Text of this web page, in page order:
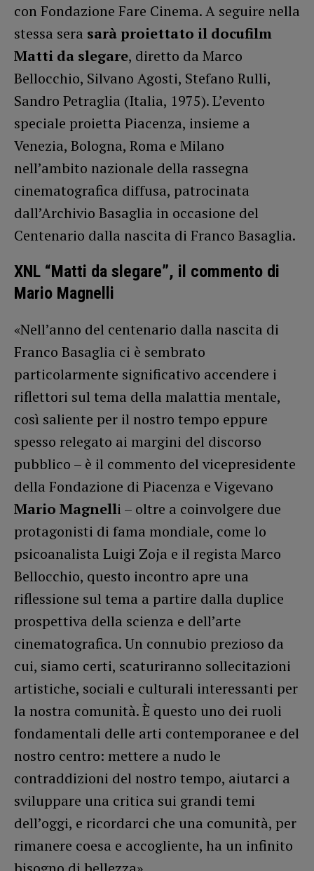
con Fondazione Fare Cinema. A seguire nella
stessa sera sarà proiettato il docufilm
Matti da slegare, diretto da Marco
Bellocchio, Silvano Agosti, Stefano Rulli,
Sandro Petraglia (Italia, 1975). L’evento
speciale proietta Piacenza, insieme a
Venezia, Bologna, Roma e Milano
nell’ambito nazionale della rassegna
cinematografica diffusa, patrocinata
dall’Archivio Basaglia in occasione del
Centenario dalla nascita di Franco Basaglia.
XNL “Matti da slegare”, il commento di
Mario Magnelli
«Nell’anno del centenario dalla nascita di
Franco Basaglia ci è sembrato
particolarmente significativo accendere i
riflettori sul tema della malattia mentale,
così saliente per il nostro tempo eppure
spesso relegato ai margini del discorso
pubblico – è il commento del vicepresidente
della Fondazione di Piacenza e Vigevano
Mario Magnelli – oltre a coinvolgere due
protagonisti di fama mondiale, come lo
psicoanalista Luigi Zoja e il regista Marco
Bellocchio, questo incontro apre una
riflessione sul tema a partire dalla duplice
prospettiva della scienza e dell’arte
cinematografica. Un connubio prezioso da
cui, siamo certi, scaturiranno sollecitazioni
artistiche, sociali e culturali interessanti per
la nostra comunità. È questo uno dei ruoli
fondamentali delle arti contemporanee e del
nostro centro: mettere a nudo le
contraddizioni del nostro tempo, aiutarci a
sviluppare una critica sui grandi temi
dell’oggi, e ricordarci che una comunità, per
rimanere coesa e accogliente, ha un infinito